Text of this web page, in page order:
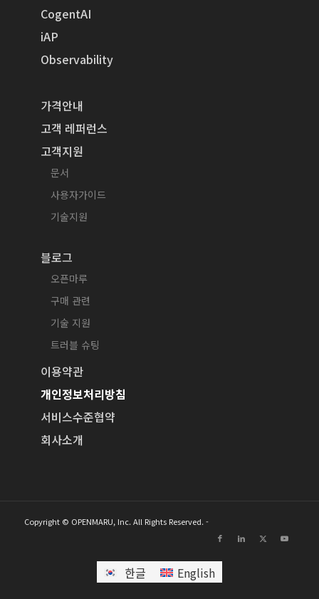
CogentAI
iAP
Observability
가격안내
고객 레퍼런스
고객지원
문서
사용자가이드
기술지원
블로그
오픈마루
구매 관련
기술 지원
트러블 슈팅
이용약관
개인정보처리방침
서비스수준협약
회사소개
Copyright © OPENMARU, Inc. All Rights Reserved. -
한글 English